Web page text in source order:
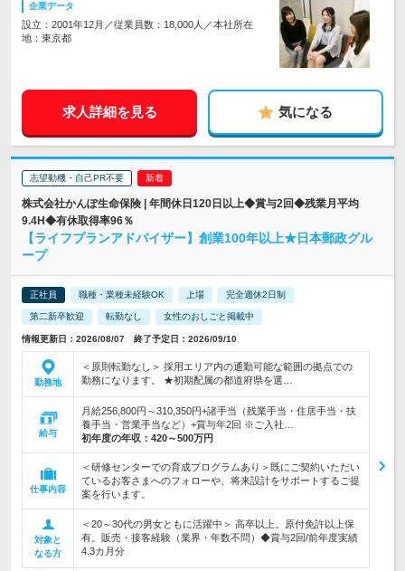
企業データ
設立：2001年12月／従業員数：18,000人／本社所在
地：東京都
求人詳細を見る 気になる
志望動機・自己PR不要
株式会社かんぽ生命保険 | 年間休日120日以上◆賞与2回◆残業月平均
9.4H◆有休取得率96％
【ライフプランアドバイザー】創業100年以上★日本郵政グル
ープ
正社員 職種・業種未経験OK 上場 完全週休2日制
第二新卒歓迎 転勤なし 女性のおしごと掲載中
情報更新日：2026/08/07 終了予定日：2026/09/10
勤務地
＜原則転勤なし＞ 採用エリア内の通勤可能な範囲の拠点での
勤務になります。 ★初期配属の都道府県を選…
給与
月給256,800円～310,350円+諸手当（残業手当・住居手当・扶
養手当・営業手当など）+賞与年2回 ※ご入社…
初年度の年収： 420～500万円
仕事内容
＜研修センターでの育成プログラムあり＞既にご契約いただい
ているお客さまへのフォローや、将来設計をサポートするご提
案を行います。
対象と
なる方
＜20～30代の男女ともに活躍中＞ 高卒以上。原付免許以上保
有。販売・接客経験（業界・年数不問）◆賞与2回/前年度実績
4.3カ月分